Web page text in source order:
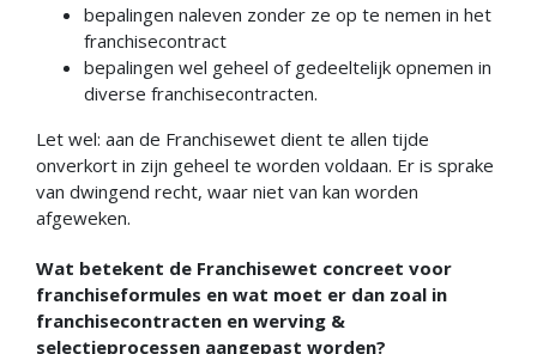
bepalingen naleven zonder ze op te nemen in het
franchisecontract
bepalingen wel geheel of gedeeltelijk opnemen in
diverse franchisecontracten.
Let wel: aan de Franchisewet dient te allen tijde
onverkort in zijn geheel te worden voldaan. Er is sprake
van dwingend recht, waar niet van kan worden
afgeweken.
Wat betekent de Franchisewet concreet voor
franchiseformules en wat moet er dan zoal in
franchisecontracten en werving &
selectieprocessen aangepast worden?